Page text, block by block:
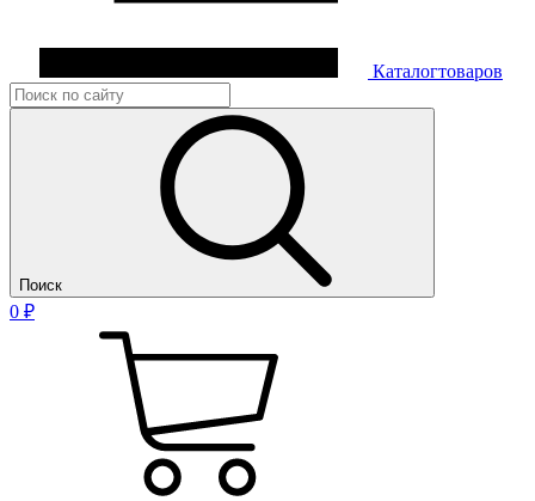
Каталогтоваров
Поиск
0 ₽